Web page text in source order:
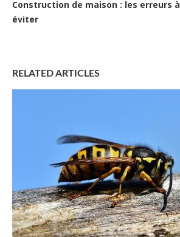
Construction de maison : les erreurs à
éviter
RELATED ARTICLES